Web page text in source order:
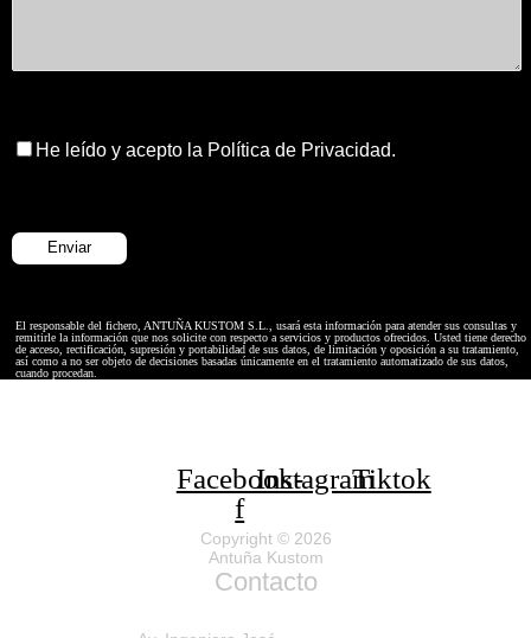
He leído y acepto la Política de Privacidad.
El responsable del fichero, ANTUÑA KUSTOM S.L., usará esta información para atender sus consultas y
remitirle la información que nos solicite con respecto a servicios y productos ofrecidos. Usted tiene derecho
de acceso, rectificación, supresión y portabilidad de sus datos, de limitación y oposición a su tratamiento,
así como a no ser objeto de decisiones basadas únicamente en el tratamiento automatizado de sus datos,
cuando procedan.
Facebook-
f
InstagramTiktok
Copyright © 2026
Antuña Kustom
Contacto